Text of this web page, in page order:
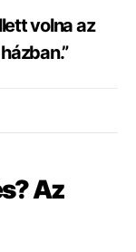
volna az
Az